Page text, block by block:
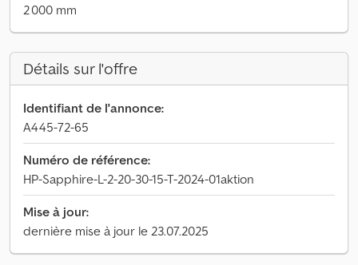
2 000 mm
Détails sur l'offre
Identifiant de l'annonce:
A445-72-65
Numéro de référence:
HP-Sapphire-L-2-20-30-15-T-2024-01aktion
Mise à jour:
dernière mise à jour le 23.07.2025